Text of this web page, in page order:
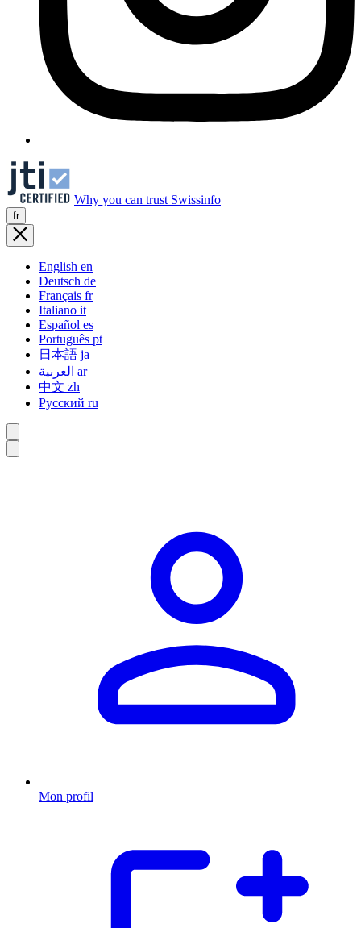
Why you can trust Swissinfo
fr
English en
Deutsch de
Français fr
Italiano it
Español es
Português pt
日本語 ja
ar
中文 zh
Русский ru
Mon profil